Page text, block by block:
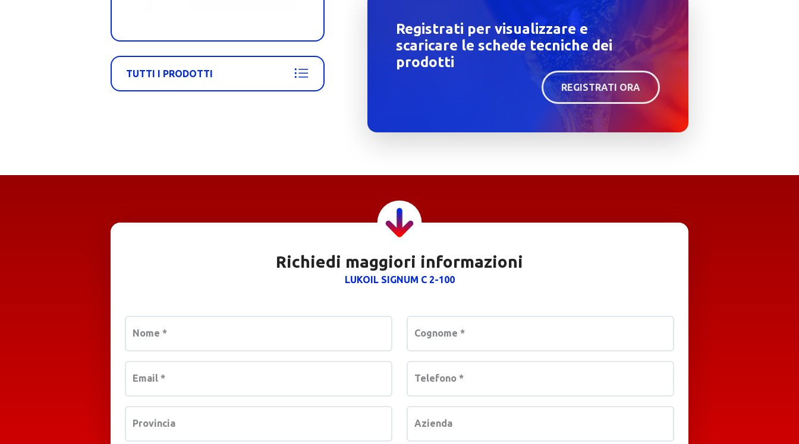
TUTTI I PRODOTTI
Registrati per visualizzare e
scaricare le schede tecniche dei
prodotti
REGISTRATI ORA
Richiedi maggiori informazioni
LUKOIL SIGNUM C 2-100
Nome * Cognome *
Email * Telefono *
Provincia Azienda